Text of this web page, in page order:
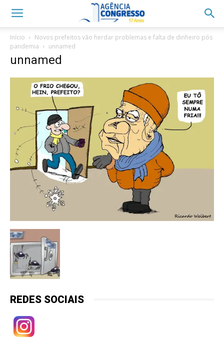
Início
Novos prefeitos vão herdar problemas e falta de dinheiro pós
pandemia
unnamed
unnamed
REDES SOCIAIS